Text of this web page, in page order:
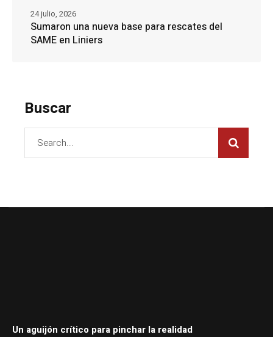
Sumaron una nueva base para rescates del
SAME en Liniers
24 julio, 2026
Buscar
Un aguijón crítico para pinchar la realidad